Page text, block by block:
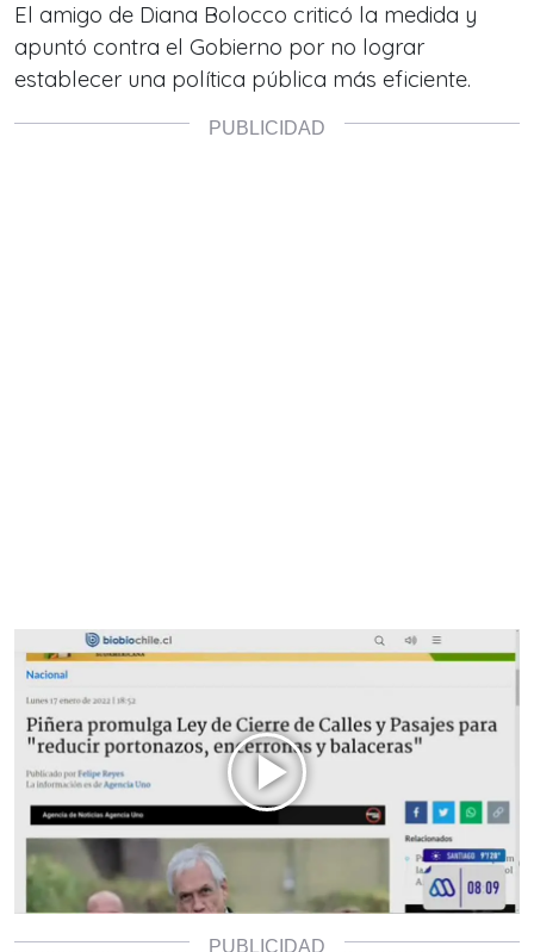
El amigo de Diana Bolocco criticó la medida y
apuntó contra el Gobierno por no lograr
establecer una política pública más eficiente.